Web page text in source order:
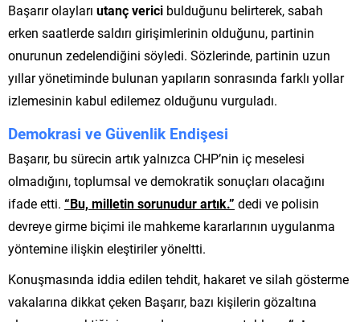
Başarır olayları utanç verici bulduğunu belirterek, sabah
erken saatlerde saldırı girişimlerinin olduğunu, partinin
onurunun zedelendiğini söyledi. Sözlerinde, partinin uzun
yıllar yönetiminde bulunan yapıların sonrasında farklı yollar
izlemesinin kabul edilemez olduğunu vurguladı.
Demokrasi ve Güvenlik Endişesi
Başarır, bu sürecin artık yalnızca CHP’nin iç meselesi
olmadığını, toplumsal ve demokratik sonuçları olacağını
ifade etti. “Bu, milletin sorunudur artık.” dedi ve polisin
devreye girme biçimi ile mahkeme kararlarının uygulanma
yöntemine ilişkin eleştiriler yöneltti.
Konuşmasında iddia edilen tehdit, hakaret ve silah gösterme
vakalarına dikkat çeken Başarır, bazı kişilerin gözaltına